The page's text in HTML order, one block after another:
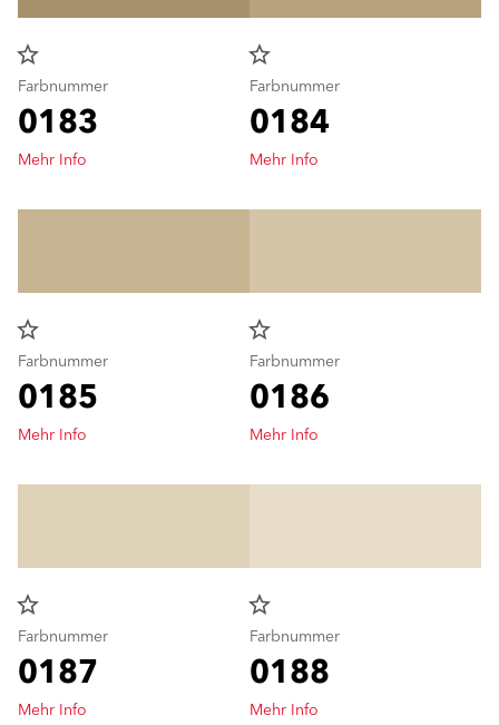
star_border
Farbnummer
0183
Mehr Info
star_border
Farbnummer
0184
Mehr Info
star_border
Farbnummer
0185
Mehr Info
star_border
Farbnummer
0186
Mehr Info
star_border
Farbnummer
0187
Mehr Info
star_border
Farbnummer
0188
Mehr Info